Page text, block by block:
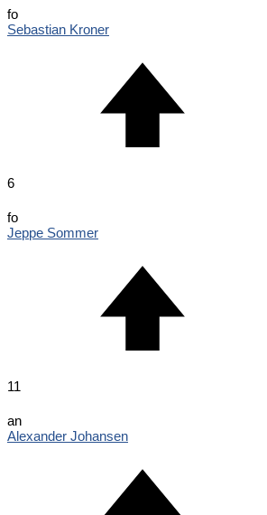
fo
Sebastian Kroner
6
fo
Jeppe Sommer
11
an
Alexander Johansen